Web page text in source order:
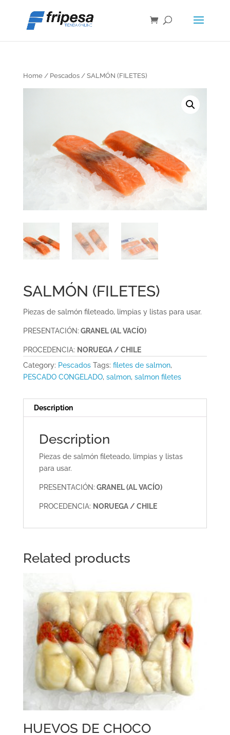
Home/ Pescados/ SALMÓN (FILETES)
SALMÓN (FILETES)
Piezas de salmón fileteado, limpias y listas para usar.
PRESENTACIÓN: GRANEL (AL VACÍO)
PROCEDENCIA: NORUEGA / CHILE
Category: Pescados Tags: filetes de salmon,
PESCADO CONGELADO, salmon, salmon filetes
Description
Description
Piezas de salmón fileteado, limpias y listas
para usar.
PRESENTACIÓN: GRANEL (AL VACÍO)
PROCEDENCIA: NORUEGA / CHILE
Related products
HUEVOS DE CHOCO